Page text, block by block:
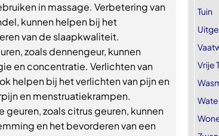
in massage. Verbetering van
kunnen helpen bij het
van de slaapkwaliteit.
zoals dennengeur, kunnen
en concentratie. Verlichten van
helpen bij het verlichten van pijn en
en menstruatiekrampen.
zoals citrus geuren, kunnen
en het bevorderen van een
Tuin
Vrije